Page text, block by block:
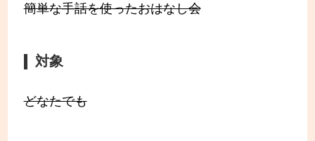
簡単な手話を使ったおはなし会
対象
どなたでも